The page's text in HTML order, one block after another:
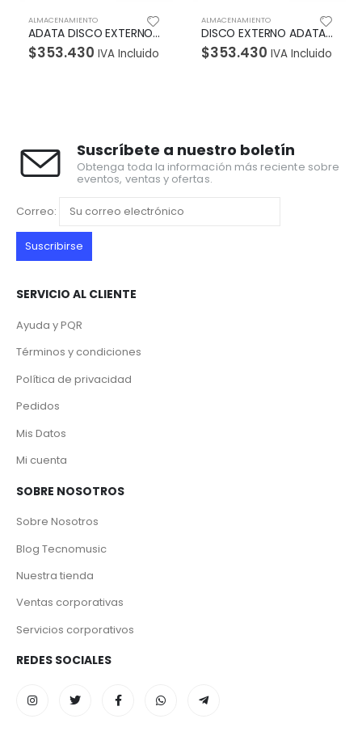
ALMACENAMIENTO
ADATA DISCO EXTERNO ANTIGOLPES HD650 2TB AZUL
353.430 IVA Incluido
ALMACENAMIENTO
DISCO EXTERNO ADATA ANTIGOLPES SUMERGIBLE HD710P 2TB
353.430 IVA Incluido
Suscríbete a nuestro boletín
Obtenga toda la información más reciente sobre
eventos, ventas y ofertas.
Correo:
SERVICIO AL CLIENTE
Ayuda y PQR
Términos y condiciones
Política de privacidad
Pedidos
Mis Datos
Mi cuenta
SOBRE NOSOTROS
Sobre Nosotros
Blog Tecnomusic
Nuestra tienda
Ventas corporativas
Servicios corporativos
REDES SOCIALES